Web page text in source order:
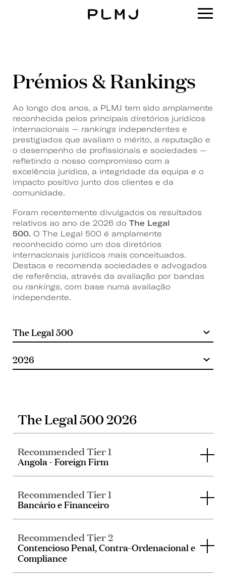
Prémios & Rankings
Ao longo dos anos, a PLMJ tem sido amplamente
reconhecida pelos principais diretórios jurídicos
internacionais — rankings independentes e
prestigiados que avaliam o mérito, a reputação e
o desempenho de profissionais e sociedades —
refletindo o nosso compromisso com a
excelência jurídica, a integridade da equipa e o
impacto positivo junto dos clientes e da
comunidade.
Foram recentemente divulgados os resultados
relativos ao ano de 2026 do The Legal
500. O The Legal 500 é amplamente
reconhecido como um dos diretórios
internacionais jurídicos mais conceituados.
Destaca e recomenda sociedades e advogados
de referência, através da avaliação por bandas
ou rankings, com base numa avaliação
independente.
The Legal 500 2026
Recommended Tier 1
Angola - Foreign Firm
Recommended Tier 1
Bancário e Financeiro
Recommended Tier 2
Contencioso Penal, Contra-Ordenacional e
Compliance